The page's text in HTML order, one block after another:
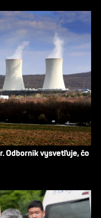
Odborník vysvetľuje, čo